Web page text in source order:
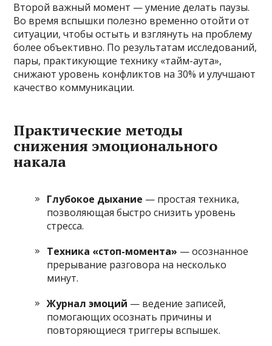
Второй важный момент — умение делать паузы.
Во время вспышки полезно временно отойти от
ситуации, чтобы остыть и взглянуть на проблему
более объективно. По результатам исследований,
пары, практикующие технику «тайм-аута»,
снижают уровень конфликтов на 30% и улучшают
качество коммуникации.
Практические методы
снижения эмоционального
накала
Глубокое дыхание — простая техника,
позволяющая быстро снизить уровень
стресса.
Техника «стоп-момента» — осознанное
прерывание разговора на несколько
минут.
Журнал эмоций — ведение записей,
помогающих осознать причины и
повторяющиеся триггеры вспышек.